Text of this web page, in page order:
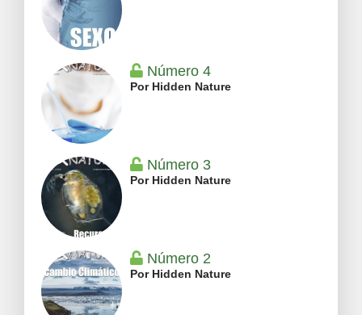
Número 4
Por Hidden Nature
Número 3
Por Hidden Nature
Número 2
Por Hidden Nature